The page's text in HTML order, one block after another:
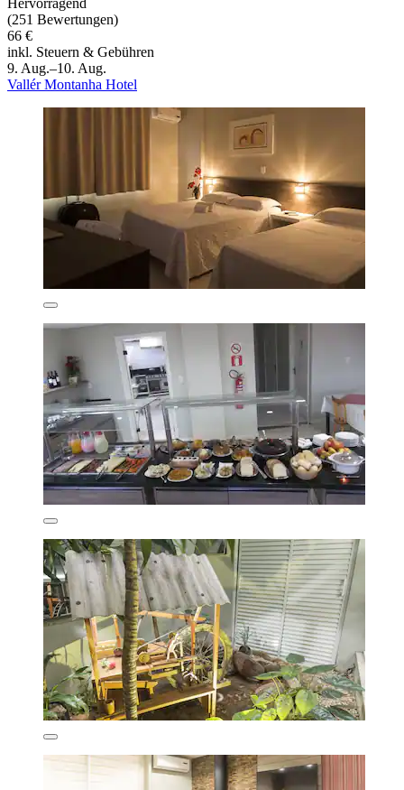
(251 Bewertungen)
66 €
inkl. Steuern & Gebühren
9. Aug.–10. Aug.
Vallér Montanha Hotel